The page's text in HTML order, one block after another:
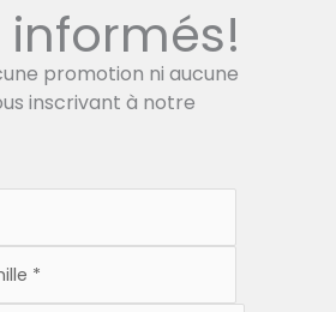
informés!
promotion ni aucune
inscrivant à notre